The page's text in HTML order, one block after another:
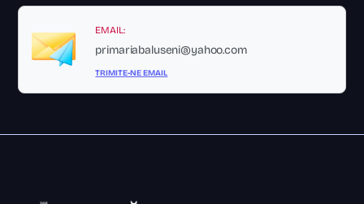
EMAIL:
primariabaluseni@yahoo.com
TRIMITE-NE EMAIL